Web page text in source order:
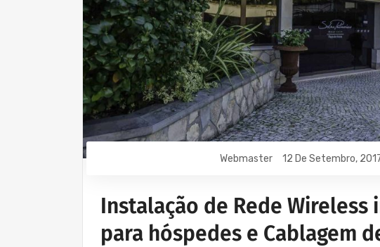
Webmaster 12 De Setembro,
Instalação de Rede
para hóspedes e Cablagem